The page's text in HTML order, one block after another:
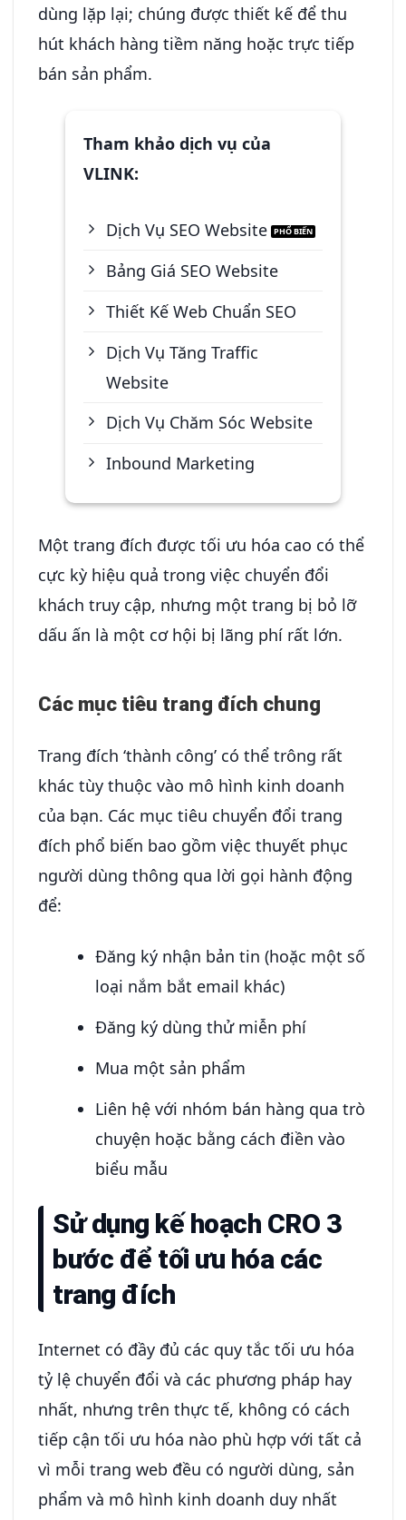
dùng lặp lại; chúng được thiết kế để thu
hút khách hàng tiềm năng hoặc trực tiếp
bán sản phẩm.
Tham khảo dịch vụ của
VLINK:
Dịch Vụ SEO Website
Bảng Giá SEO Website
Thiết Kế Web Chuẩn SEO
Dịch Vụ Tăng Traffic
Website
Dịch Vụ Chăm Sóc Website
Inbound Marketing
Một trang đích được tối ưu hóa cao có thể
cực kỳ hiệu quả trong việc chuyển đổi
khách truy cập, nhưng một trang bị bỏ lỡ
dấu ấn là một cơ hội bị lãng phí rất lớn.
Các mục tiêu trang đích chung
Trang đích ‘thành công’ có thể trông rất
khác tùy thuộc vào mô hình kinh doanh
của bạn. Các mục tiêu chuyển đổi trang
đích phổ biến bao gồm việc thuyết phục
người dùng thông qua lời gọi hành động
để:
Đăng ký nhận bản tin (hoặc một số
loại nắm bắt email khác)
Đăng ký dùng thử miễn phí
Mua một sản phẩm
Liên hệ với nhóm bán hàng qua trò
chuyện hoặc bằng cách điền vào
biểu mẫu
Sử dụng kế hoạch CRO 3
bước để tối ưu hóa các
trang đích
Internet có đầy đủ các quy tắc tối ưu hóa
tỷ lệ chuyển đổi và các phương pháp hay
nhất, nhưng trên thực tế, không có cách
tiếp cận tối ưu hóa nào phù hợp với tất cả
vì mỗi trang web đều có người dùng, sản
phẩm và mô hình kinh doanh duy nhất